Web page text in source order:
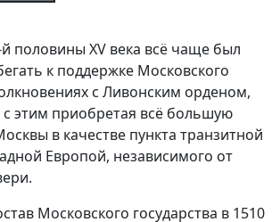
половины XV века всё чаще был
к поддержке Московского
с Ливонским орденом,
этим приобретая всё большую
в качестве пункта транзитной
Европой, независимого от
Московского государства в 1510